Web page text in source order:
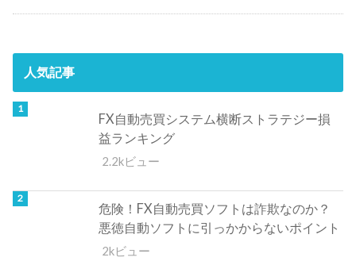
人気記事
FX自動売買システム横断ストラテジー損
益ランキング
2.2kビュー
危険！FX自動売買ソフトは詐欺なのか？
悪徳自動ソフトに引っかからないポイント
2kビュー